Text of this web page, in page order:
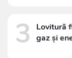
3
Lovitură
gaz și